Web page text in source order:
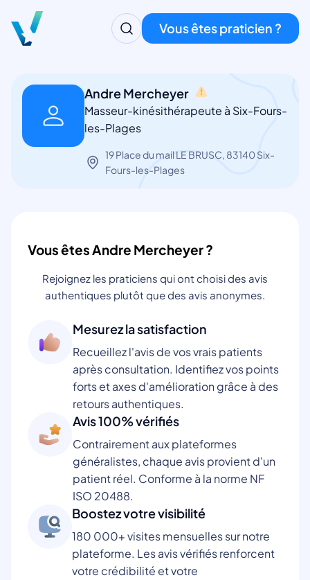
Vous êtes praticien ?
Andre Mercheyer
Masseur-kinésithérapeute à Six-Fours-
les-Plages
19 Place du mail LE BRUSC, 83140 Six-
Fours-les-Plages
Vous êtes Andre Mercheyer ?
Rejoignez les praticiens qui ont choisi des avis
authentiques plutôt que des avis anonymes.
Mesurez la satisfaction
Recueillez l'avis de vos vrais patients
après consultation. Identifiez vos points
forts et axes d'amélioration grâce à des
retours authentiques.
Avis 100% vérifiés
Contrairement aux plateformes
généralistes, chaque avis provient d'un
patient réel. Conforme à la norme NF
ISO 20488.
Boostez votre visibilité
180 000+ visites mensuelles sur notre
plateforme. Les avis vérifiés renforcent
votre crédibilité et votre